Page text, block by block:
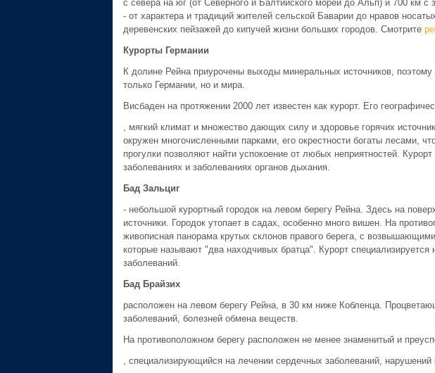
с севера на юг (от Северного и Балтийского морей до Альп) и 700 км с
- от характера и традиций жителей сельской Баварии до нравов
деревенских пейзажей до кипучей жизни больших городов. Смотрите
Курорты Германии
К долине Рейна приурочены выходы минеральных источников,
только Германии, но и мира.
Висбаден на протяжении 2000 лет известен как курорт. Его
, мягкий климат и множество дающих силу и здоровье горячих
окружен многочисленными парками, его окрестности богаты лесами,
прогулки позволяют найти успокоение от любых неприятностей.
заболеваниях и заболеваниях органов дыхания.
Бад Зальциг
- небольшой курортный городок на левом берегу Рейна. Здесь на
источники. Городок утопает в садах, особенно много вишен. На
живописная панорама крутых склонов правого берега, с
которые называют "два находчивых братца". Курорт
заболеваний.
Бад Брайзих
расположен на левом берегу Рейна, в 30 км ниже Кобленца.
заболеваний, болезней обмена веществ.
На противоположном берегу расположен не менее знаменитый и
, специализирующийся на лечении сердечных заболеваний,